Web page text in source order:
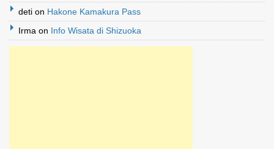
deti on Hakone Kamakura Pass
Irma on Info Wisata di Shizuoka